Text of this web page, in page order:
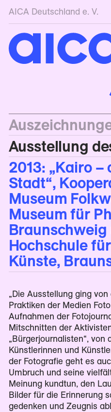
AICA Deutschland e. V.
Ausstellung
2013: „Kairo –
Stadt“,
Museum
Museum für
Braunschweig
Hochschule
Künste,
„Die Ausstellung ging
Praktiken der Medien
Aufnahmen der
Mitschnitten der
„Bürgerjournalisten“, von
Künstlerinnen und
der Fotografie geht es
Umbruch und seine
Meinung kundtun, den
Bilder für die Erinnerung
gedenken und Zeugnis